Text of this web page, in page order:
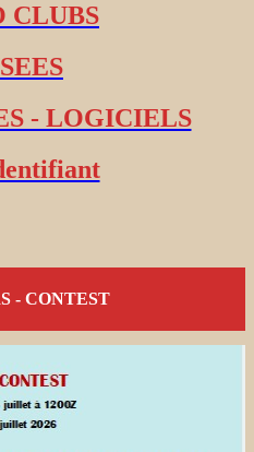
CLUBS
- LOGICIELS
- CONTEST